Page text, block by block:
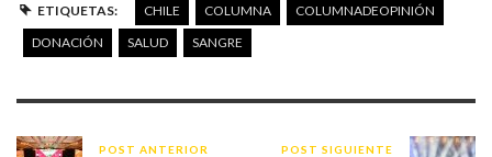
ETIQUETAS: CHILE COLUMNA
COLUMNADEOPINIÓN
DONACIÓN
SALUD SANGRE
POST ANTERIOR POST SIGUIENTE